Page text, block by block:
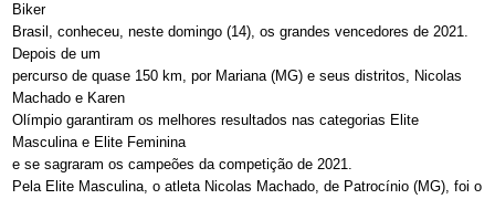
Biker
Brasil, conheceu, neste domingo (14), os grandes vencedores de 2021.
Depois de um
percurso de quase 150 km, por Mariana (MG) e seus distritos, Nicolas
Machado e Karen
Olímpio garantiram os melhores resultados nas categorias Elite
Masculina e Elite Feminina
e se sagraram os campeões da competição de 2021.
Pela Elite Masculina, o atleta Nicolas Machado, de Patrocínio (MG), foi o